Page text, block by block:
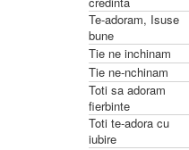
Te-adoram, Isuse
bune
Tie ne inchinam
Tie ne-nchinam
Toti sa adoram
fierbinte
Toti te-adora cu
iubire